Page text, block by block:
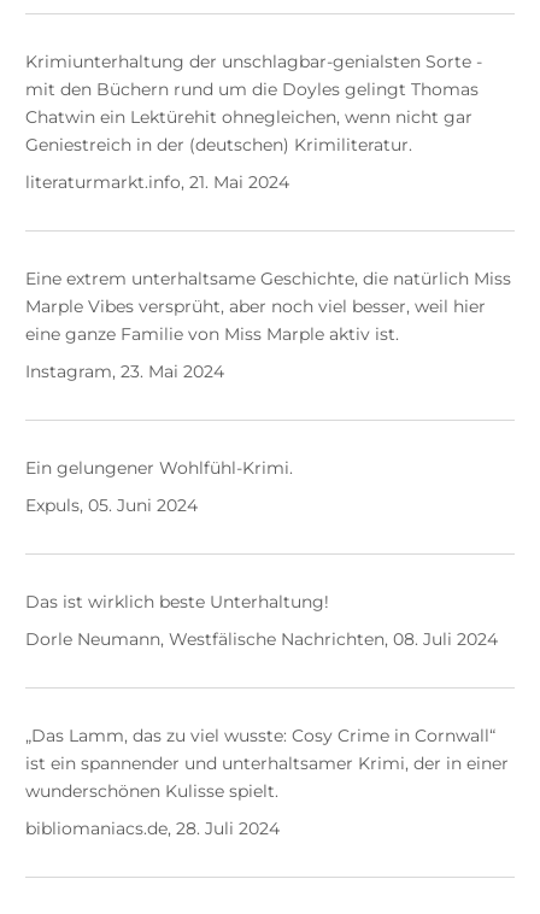
Krimiunterhaltung der unschlagbar-genialsten Sorte -
mit den Büchern rund um die Doyles gelingt Thomas
Chatwin ein Lektürehit ohnegleichen, wenn nicht gar
Geniestreich in der (deutschen) Krimiliteratur.
literaturmarkt.info, 21. Mai 2024
Eine extrem unterhaltsame Geschichte, die natürlich Miss
Marple Vibes versprüht, aber noch viel besser, weil hier
eine ganze Familie von Miss Marple aktiv ist.
Instagram, 23. Mai 2024
Ein gelungener Wohlfühl-Krimi.
Expuls, 05. Juni 2024
Das ist wirklich beste Unterhaltung!
Dorle Neumann, Westfälische Nachrichten, 08. Juli 2024
„Das Lamm, das zu viel wusste: Cosy Crime in Cornwall“
ist ein spannender und unterhaltsamer Krimi, der in einer
wunderschönen Kulisse spielt.
bibliomaniacs.de, 28. Juli 2024